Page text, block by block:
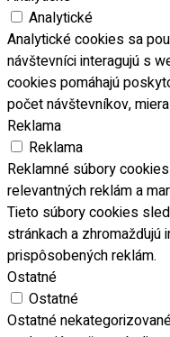
Analytické
Analytické cookies sa
návštevníci interagujú s
cookies pomáhajú
počet návštevníkov,
Reklama
Reklama
Reklamné súbory
relevantných reklám a
Tieto súbory cookies
stránkach a
prispôsobených reklám.
Ostatné
Ostatné
Ostatné